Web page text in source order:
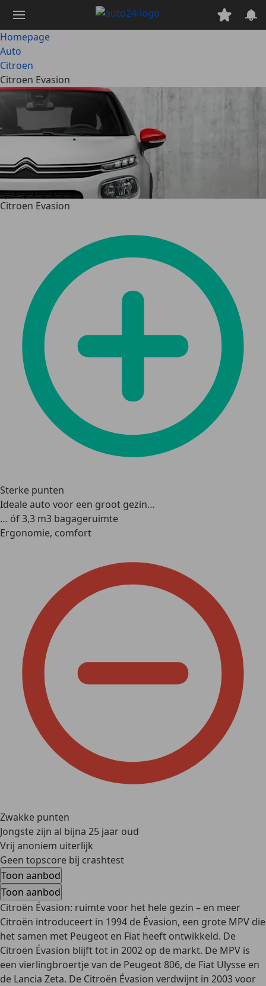
naar
hoofdinhoud
Homepage
Auto
Citroen
Citroen Evasion
Citroen Evasion
Sterke punten
Ideale auto voor een groot gezin…
… óf 3,3 m3 bagageruimte
Ergonomie, comfort
Zwakke punten
Jongste zijn al bijna 25 jaar oud
Vrij anoniem uiterlijk
Geen topscore bij crashtest
Toon aanbod
Toon aanbod
Citroën Évasion: ruimte voor het hele gezin – en meer
Citroën introduceert in 1994 de Évasion, een grote MPV die
het samen met Peugeot en Fiat heeft ontwikkeld. De
Citroën Évasion blijft tot in 2002 op de markt. De MPV is
een vierlingbroertje van de Peugeot 806, de Fiat Ulysse en
de Lancia Zeta. De Citroën Évasion verdwijnt in 2003 voor